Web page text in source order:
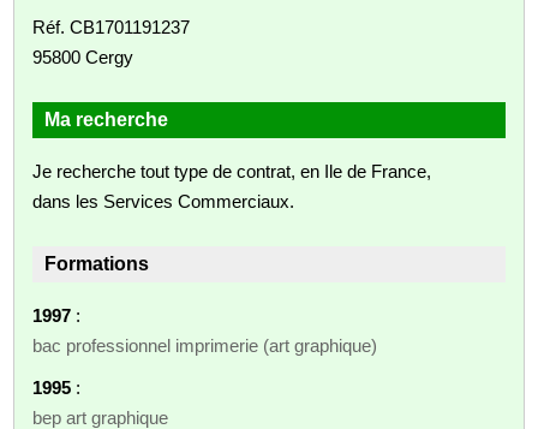
Réf. CB1701191237
95800 Cergy
Ma recherche
Je recherche tout type de contrat, en Ile de France,
dans les Services Commerciaux.
Formations
1997 :
bac professionnel imprimerie (art graphique)
1995 :
bep art graphique